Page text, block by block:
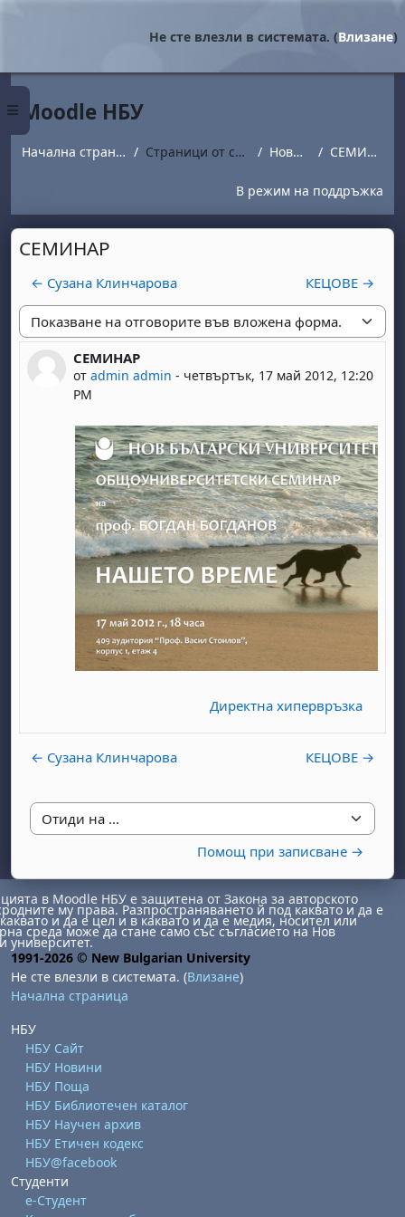
Страничен панел
Не сте влезли в системата. (Влизане)
Moodle НБУ
Начална страница Страници от сайта Новини СЕМИНАР
В режим на поддръжка
СЕМИНАР
← Сузана Клинчарова КЕЦОВЕ →
Начин на показване
СЕМИНАР
от admin admin - четвъртък, 17 май 2012, 12:20
PM
Number of replies: 0
Директна хипервръзка
← Сузана Клинчарова КЕЦОВЕ →
Отиди на ...
Помощ при записване →
1 август
неделя, 2 август
6 август
август8 август
неделя, 9 август
август
август
15 август
неделя, 16 август
август
август
22 август
неделя, 23 август
август
август
29 август
неделя, 30 август
в Moodle НБУ е защитена от Закона за авторското
му права. Разпространяването й под каквато и да е
и да е цел и в каквато и да е медия, носител или
среда може да стане само със съгласието на Нов
университет.
1991-2026 © New Bulgarian University
Не сте влезли в системата. (Влизане)
Начална страница
НБУ
НБУ Сайт
НБУ Новини
НБУ Поща
НБУ Библиотечен каталог
НБУ Научен архив
НБУ Етичен кодекс
НБУ@facebook
Студенти
е-Студент